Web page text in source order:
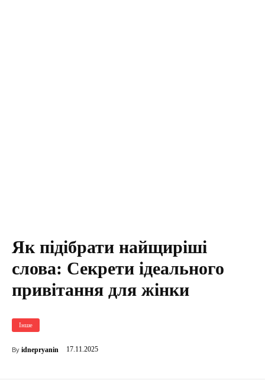
Як підібрати найщиріші
слова: Секрети ідеального
привітання для жінки
Інше
By idnepryanin 17.11.2025